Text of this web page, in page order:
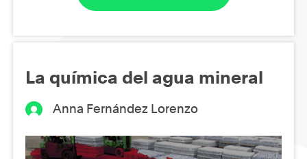
La química del agua mineral
Anna Fernández Lorenzo